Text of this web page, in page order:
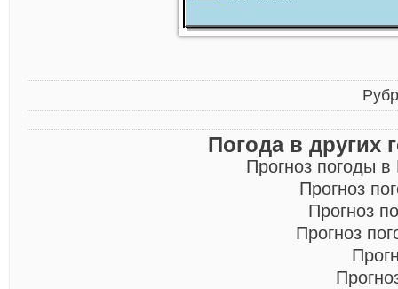
Погода в других
Прогноз погоды в
Прогноз
Прогноз
Прогноз